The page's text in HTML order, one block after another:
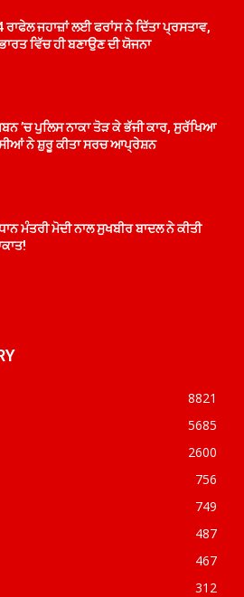
ਰਾਫੇਲ ਜਹਾਜ਼ਾਂ ਲਈ ਫਰਾਂਸ ਨੇ ਦਿੱਤਾ ਪ੍ਰਸਤਾਵ,
ਵਿੱਚ ਹੀ ਬਣਾਉਣ ਦੀ ਯੋਜਨਾ
’ਚ ਪੁਲਿਸ ਨਾਕਾ ਤੋੜ ਕੇ ਭੱਜੀ ਕਾਰ, ਸੁਰੱਖਿਆ
ਨੇ ਸ਼ੁਰੂ ਕੀਤਾ ਸਰਚ ਆਪ੍ਰੇਸ਼ਨ
ਮੰਤਰੀ ਮੋਦੀ ਨਾਲ ਸੁਖਬੀਰ ਬਾਦਲ ਨੇ ਕੀਤੀ
8821
5685
2600
756
749
487
467
312